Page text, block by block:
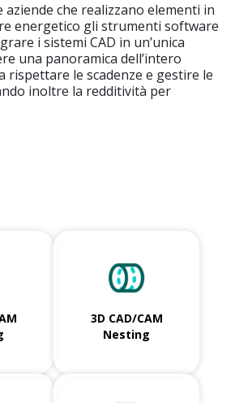
che realizzano elementi in
energetico gli strumenti software
i sistemi CAD in un’unica
una panoramica dell’intero
le scadenze e gestire le
inoltre la redditività per
3D CAD/CAM
Nesting